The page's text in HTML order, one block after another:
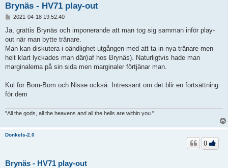
Brynäs - HV71 play-out
l
ä
g
g
2021-04-18 19:52:40
Ja, grattis Brynäs och imponerande att man tog sig samman inför play-
out när man bytte tränare.
Man kan diskutera i oändlighet utgången med att ta in nya tränare men
helt klart lyckades man där(iaf hos Brynäs). Naturligtvis hade man
marginalerna på sin sida men marginaler förtjänar man.
Kul för Bom-Bom och Nisse också. Intressant om det blir en fortsättning
för dem
"All the gods, all the heavens and all the hells are within you."
Donkels-2.0
Brynäs - HV71 play-out
0